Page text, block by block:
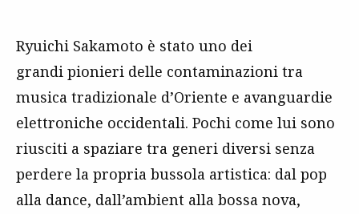
Ryuichi Sakamoto è stato uno dei
grandi pionieri delle contaminazioni tra
musica tradizionale d’Oriente e avanguardie
elettroniche occidentali. Pochi come lui sono
riusciti a spaziare tra generi diversi senza
perdere la propria bussola artistica: dal pop
alla dance, dall’ambient alla bossa nova,